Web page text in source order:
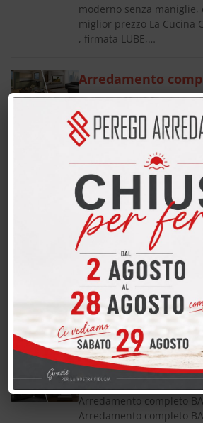
moderno senza maniglie,
miglior prezzo La Cucina
, firmata LUBE,…
Arredamento
promozione
Arredamento completo
Arredamento completo
termini di qualità, stile e
Arredamento completo
Arredamenti rappresenta
Arredamento
in sconto
Arredamento completo
Arredamento completo
comfort, convenienza
completo PREMIUM di
scegli una soluzione di
Arredamento
offerta
Arredamento completo
Arredamento completo